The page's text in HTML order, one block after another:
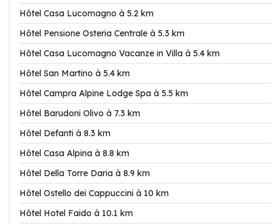
Hôtel Casa Lucomagno à 5.2 km
Hôtel Pensione Osteria Centrale à 5.3 km
Hôtel Casa Lucomagno Vacanze in Villa à 5.4 km
Hôtel San Martino à 5.4 km
Hôtel Campra Alpine Lodge Spa à 5.5 km
Hôtel Barudoni Olivo à 7.3 km
Hôtel Defanti à 8.3 km
Hôtel Casa Alpina à 8.8 km
Hôtel Della Torre Daria à 8.9 km
Hôtel Ostello dei Cappuccini à 10 km
Hôtel Hotel Faido à 10.1 km